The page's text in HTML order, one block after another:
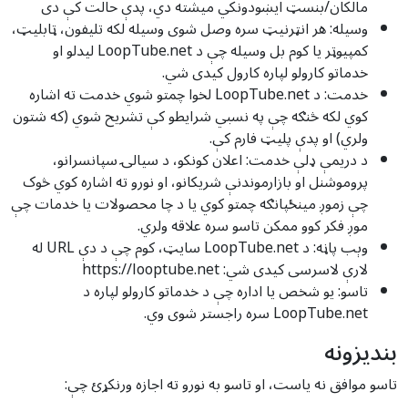
مالکان/بنسټ ایښودونکي میشته دي، پدې حالت کې دی
وسیله: هر انټرنیټ سره وصل شوی وسیله لکه تلیفون، ټابلیټ،
کمپیوټر یا کوم بل وسیله چې د LoopTube.net لیدلو او
خدماتو کارولو لپاره کارول کیدی شي.
خدمت: د LoopTube.net لخوا چمتو شوي خدمت ته اشاره
کوي لکه څنګه چې په نسبي شرایطو کې تشریح شوي (که شتون
ولري) او پدې پلیټ فارم کې.
د دریمې ډلې خدمت: اعلان کونکو، د سیالۍ سپانسرانو،
پروموشنل او بازارموندنې شریکانو، او نورو ته اشاره کوي څوک
چې زموږ مینځپانګه چمتو کوي یا د چا محصولات یا خدمات چې
موږ فکر کوو ممکن تاسو سره علاقه ولري.
وېب پاڼه: د LoopTube.net سایټ، کوم چې د دې URL له
لارې لاسرسی کیدی شي: https://looptube.net
تاسو: یو شخص یا اداره چې د خدماتو کارولو لپاره د
LoopTube.net سره راجستر شوی وي.
بندیزونه
تاسو موافق نه یاست، او تاسو به نورو ته اجازه ورنکړئ چې: